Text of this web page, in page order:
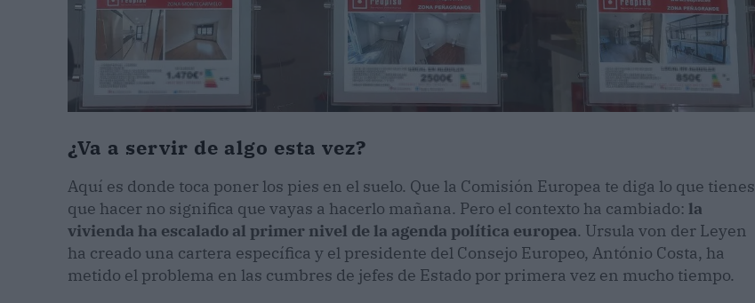
¿Va a servir de algo esta vez?
Aquí es donde toca poner los pies en el suelo. Que la Comisión Europea te diga lo que tienes
que hacer no significa que vayas a hacerlo mañana. Pero el contexto ha cambiado: la
vivienda ha escalado al primer nivel de la agenda política europea. Ursula von der Leyen
ha creado una cartera específica y el presidente del Consejo Europeo, António Costa, ha
metido el problema en las cumbres de jefes de Estado por primera vez en mucho tiempo.